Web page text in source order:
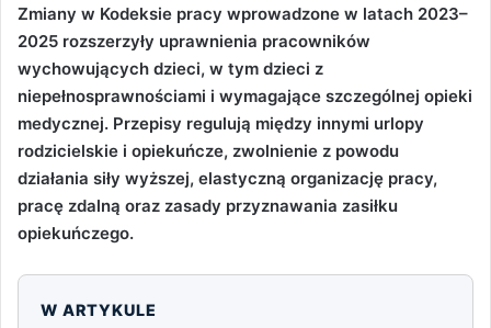
Zmiany w Kodeksie pracy wprowadzone w latach 2023–
2025 rozszerzyły uprawnienia pracowników
wychowujących dzieci, w tym dzieci z
niepełnosprawnościami i wymagające szczególnej opieki
medycznej. Przepisy regulują między innymi urlopy
rodzicielskie i opiekuńcze, zwolnienie z powodu
działania siły wyższej, elastyczną organizację pracy,
pracę zdalną oraz zasady przyznawania zasiłku
opiekuńczego.
W ARTYKULE